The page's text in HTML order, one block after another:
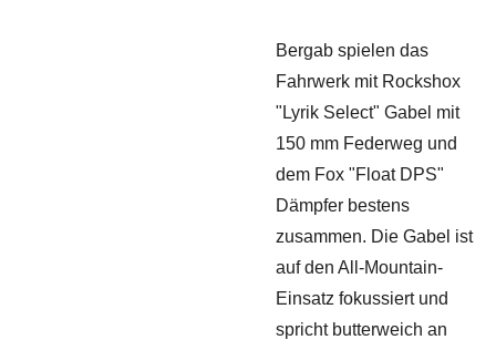
Bergab spielen das
Fahrwerk mit Rockshox
"Lyrik Select" Gabel mit
150 mm Federweg und
dem Fox "Float DPS"
Dämpfer bestens
zusammen. Die Gabel ist
auf den All-Mountain-
Einsatz fokussiert und
spricht butterweich an